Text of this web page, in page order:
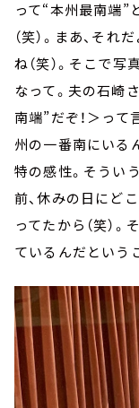
って“本州最南端”
（笑）。まあ、それ
ね（笑）。そこで
なって。夫の石崎
南端”だぞ！＞って
州の一番南にいる
特の感性。そうい
前、休みの日にど
ってたから（笑）
ているんだという